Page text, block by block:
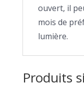
ouvert, il
mois de
lumière.
Produits